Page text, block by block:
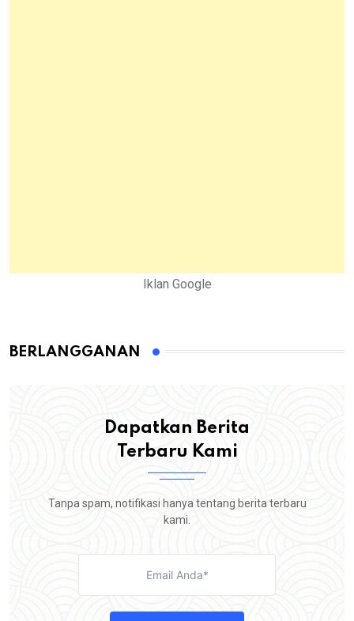
Iklan Google
BERLANGGANAN
Dapatkan Berita
Terbaru Kami
Tanpa spam, notifikasi hanya tentang berita terbaru
kami.